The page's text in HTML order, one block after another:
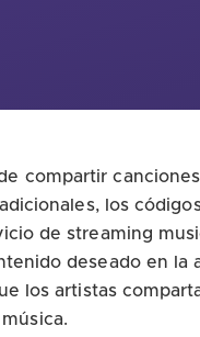
compartir
los
de streaming
deseado en la
los artistas